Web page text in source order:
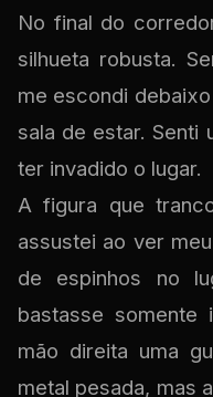
No final do
silhueta robusta.
me escondi
sala de estar. Senti
ter invadido o lugar.
A figura que
assustei ao ver
de espinhos no
bastasse somente
mão direita uma
metal pesada, mas